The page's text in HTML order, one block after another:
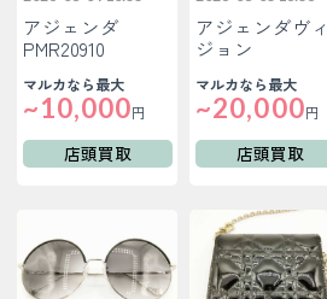
アジェンダ
PMR20910
マルカなら最大
~10,000円
店頭買取
アジェンダヴィ
ジョン
マルカなら最大
~20,000円
店頭買取